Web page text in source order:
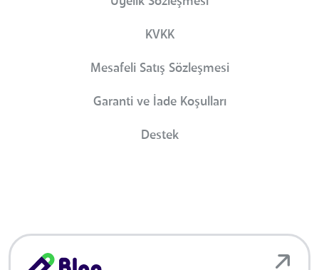
KVKK
Mesafeli Satış Sözleşmesi
Garanti ve İade Koşulları
Destek